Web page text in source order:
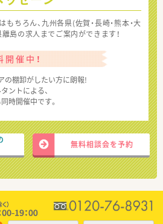
ちろん、九州各県(佐賀・長崎・熊本・大
離島の求人までご案内ができます！
催中！
の棚卸がしたい方に朗報!
ントによる、
時開催中です。
無料相談会を予約